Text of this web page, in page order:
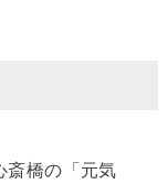
斎橋の「元気